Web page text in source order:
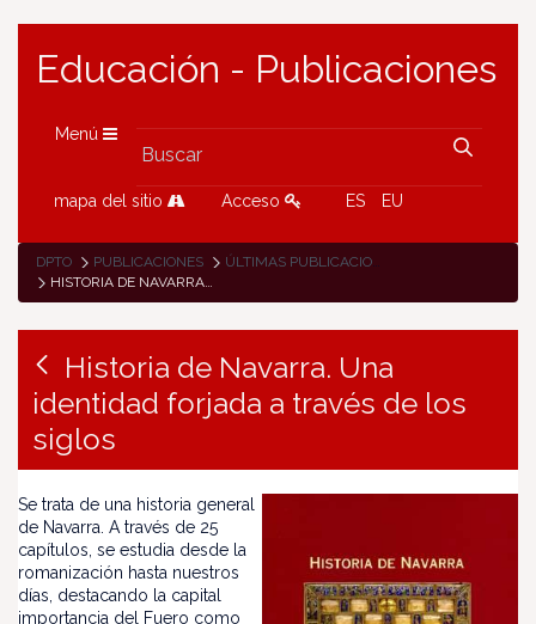
Educación - Publicaciones
Menú
mapa del sitio Acceso ES EU
DPTO PUBLICACIONES
ÚLTIMAS PUBLICACIONES
HISTORIA DE NAVARRA. UNA IDENTIDAD FORJADA A TRAVÉS DE LOS SIGLOS
Historia de Navarra. Una
identidad forjada a través de los
siglos
Se trata de una historia general
de Navarra. A través de 25
capítulos, se estudia desde la
romanización hasta nuestros
días, destacando la capital
importancia del Fuero como